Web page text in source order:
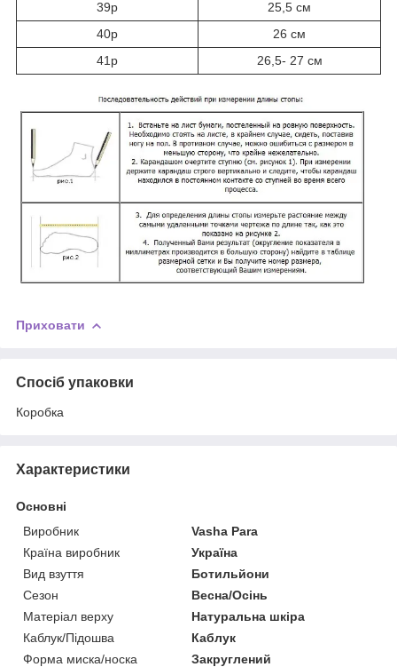
39р
25,5 см
40р
26 см
41р
26,5- 27 см
Приховати
Спосіб упаковки
Коробка
Характеристики
Основні
Виробник
Vasha Para
Країна виробник
Україна
Вид взуття
Ботильйони
Сезон
Весна/Осінь
Матеріал верху
Натуральна шкіра
Каблук/Підошва
Каблук
Форма миска/носка
Закруглений